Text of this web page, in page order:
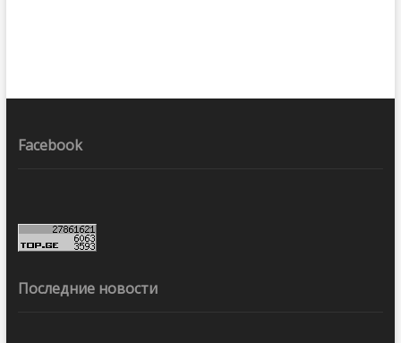
Facebook
Последние новости